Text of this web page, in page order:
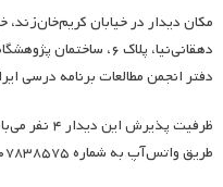
مکان دیدار در خیابان کریم‌خان‌زند،
دهقانی‌نیا، پلاک ۶،
دفتر انجمن مطالعات برنامه درسی
ظرفیت
طریق واتس‌آپ به شماره ۰۹۱۰۷۸۳۸۵۷۵ تماس حاصل فرمایید.